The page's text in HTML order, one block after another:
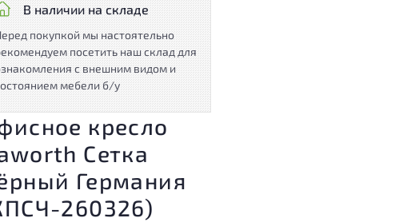
В наличии на складе
покупкой мы настоятельно
посетить наш склад для
с внешним видом и
мебели б/у
кресло
Сетка
Германия
260326)